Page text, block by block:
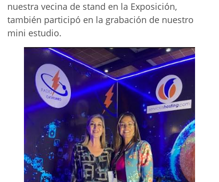
nuestra vecina de stand en la Exposición,
también participó en la grabación de nuestro
mini estudio.